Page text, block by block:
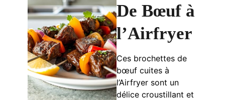
De Bœuf à
l’Airfryer
Ces brochettes de
bœuf cuites à
l’Airfryer sont un
délice croustillant et